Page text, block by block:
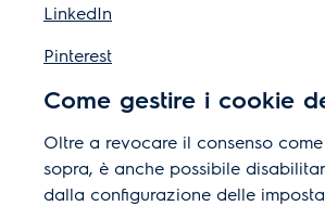
LinkedIn
Pinterest
Come gestire i cookie
Oltre a revocare il consenso
sopra, è anche possibile
dalla configurazione delle